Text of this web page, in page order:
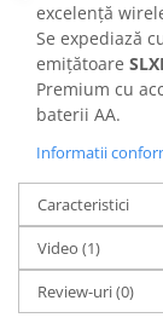
Microfoane
Microfoane USB
Seturi de
Sisteme wireless
Mixere
Accesorii mixere
Mixere analogice
Mixere digitale
Mixere pentru DJ
Monitorizare In-
excelență
Se expediază
emițătoare
Premium cu
baterii AA.
Informatii
Caracteristici
Video (1)
Review-uri(0)